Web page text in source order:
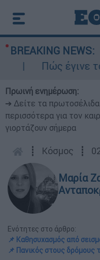
BREAKING NEWS:
Πώς έγινε το
Πρωινή ενημέρωση:
➔ Δείτε τα
περισσότερα για τον
γιορτάζουν σήμερα
┋ Κόσμος ┋
Μαρία
Ενότητες στο άρθρο:
📌 Καθησυχασμός από
📌 Πανικός στους δρόμους